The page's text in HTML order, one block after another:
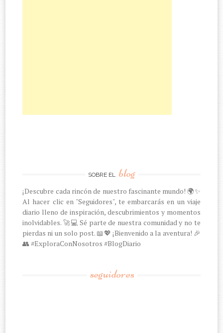
SOBRE EL blog
¡Descubre cada rincón de nuestro fascinante mundo! 🌍✨
Al hacer clic en "Seguidores", te embarcarás en un viaje
diario lleno de inspiración, descubrimientos y momentos
inolvidables. 🚀💻 Sé parte de nuestra comunidad y no te
pierdas ni un solo post. 📖💖 ¡Bienvenido a la aventura! 🎉
👥 #ExploraConNosotros #BlogDiario
seguidores